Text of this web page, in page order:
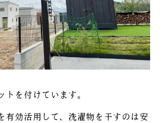
トを付けています。
有効活用して、洗濯物を干すのは安